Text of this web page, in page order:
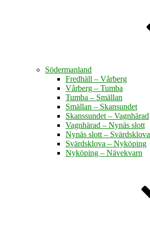
Södermanland
Fredhäll – Vårberg
Vårberg – Tumba
Tumba – Smällan
Smällan – Skansundet
Skanssundet – Vagnhärad
Vagnhärad – Nynäs slott
Nynäs slott – Svärdsklova
Svärdsklova – Nyköping
Nyköping – Nävekvarn